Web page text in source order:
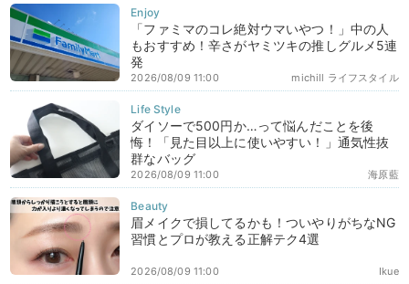
「ファミマのコレ絶対ウマいやつ！」中の人
もおすすめ！辛さがヤミツキの推しグルメ5連
発
michill ライフスタイル
2026/08/09 11:00
ダイソーで500円か…って悩んだことを後
悔！「見た目以上に使いやすい！」通気性抜
群なバッグ
海原藍
2026/08/09 11:00
眉メイクで損してるかも！ついやりがちなNG
習慣とプロが教える正解テク4選
Ikue
2026/08/09 11:00